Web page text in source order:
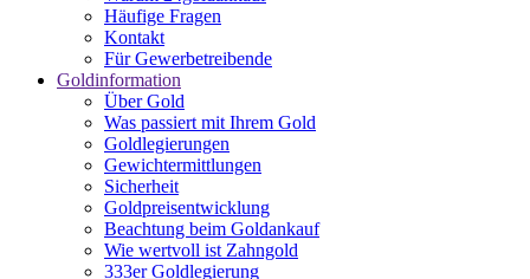
Häufige Fragen
Kontakt
Für Gewerbetreibende
Goldinformation
Über Gold
Was passiert mit Ihrem Gold
Goldlegierungen
Gewichtermittlungen
Sicherheit
Goldpreisentwicklung
Beachtung beim Goldankauf
Wie wertvoll ist Zahngold
333er Goldlegierung